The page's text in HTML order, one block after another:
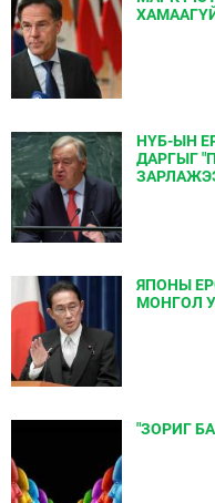
НҮБ-ЫН
ДАРГЫГ
ЯПОНЫ
МОНГОЛ
"ЗОРИГ